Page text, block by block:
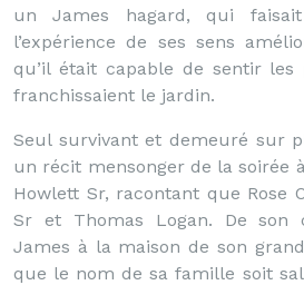
un James hagard, qui
l’expérience de ses sens
qu’il était capable de sentir les
franchissaient le jardin.
Seul survivant et demeuré sur
un récit mensonger de la soirée
Howlett Sr, racontant que Rose
Sr et Thomas Logan. De son
James à la maison de son
que le nom de sa famille soit